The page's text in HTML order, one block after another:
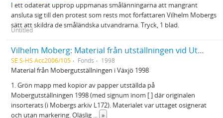
I ett odaterat upprop uppmanas smålänningarna att mangrant
ansluta sig till den protest som rests mot författaren Vilhelm Mobergs
sätt att skildra de småländska utvandrarna. Tryck, 1 blad.
Untitled
Vilhelm Moberg: Material från utställningen vid Utvandrarnas Hus i Växjö 1998
SE S-HS Acc2006/105 Fonds 1998
Material från Mobergutställningen i Växjö 1998
1. Grön mapp med kopior av papper utställda på
Mobergutställningen 1998 (med signum inom [ ] där originalen
insorterats (i Mobergs arkiv L172). Materialet var uttaget osignerat
och utan markering. Oläslig ... »